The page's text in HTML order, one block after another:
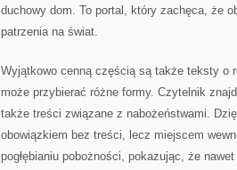
duchowy dom. To portal, który zachęca, że
patrzenia na świat.
Wyjątkowo cenną częścią są także teksty o
może przybierać różne formy. Czytelnik
także treści związane z nabożeństwami.
obowiązkiem bez treści, lecz miejscem
pogłębianiu pobożności, pokazując, że